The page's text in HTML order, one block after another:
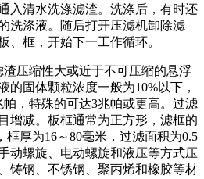
入清水洗涤滤渣。洗涤后，有时还
洗涤液。随后打开压滤机卸除滤
、框，开始下一工作循环。
压缩性大或近于不可压缩的悬浮
的固体颗粒浓度一般为10%以下，
帕，特殊的可达3兆帕或更高。过滤
增减。板框通常为正方形，滤框的
框厚为16～80毫米，过滤面积为0.5
动螺旋、电动螺旋和液压等方式压
铸钢、不锈钢、聚丙烯和橡胶等材